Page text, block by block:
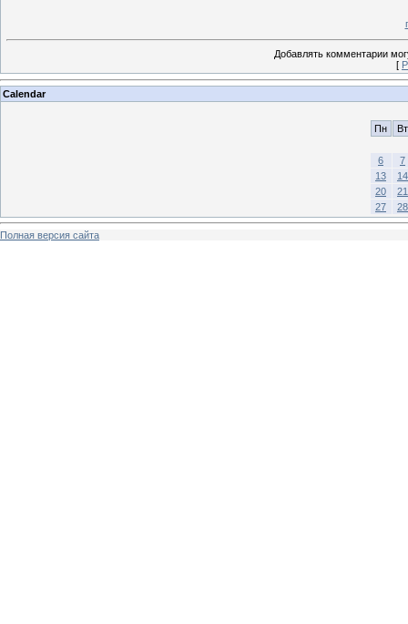
Добавлять комментарии
[
Calendar
Пн Вт
6
7
13
14
20
21
27
28
Полная версия сайта